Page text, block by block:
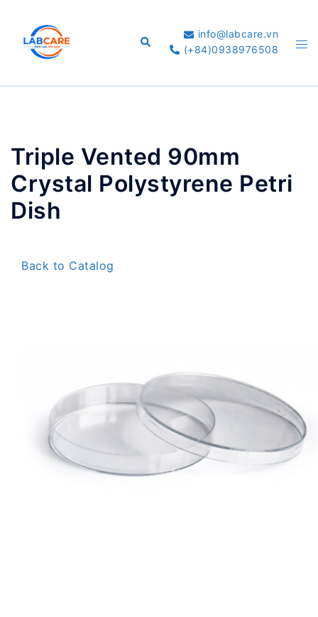
content
Search
info@labcare.vn
(+84)0938976508
Triple Vented 90mm
Crystal Polystyrene Petri
Dish
Back to Catalog